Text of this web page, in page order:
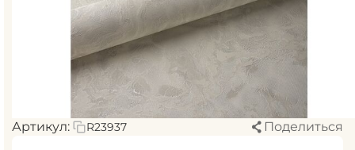
Артикул: R23937 Поделиться